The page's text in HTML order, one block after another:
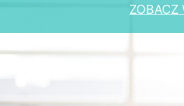
ZOBACZ